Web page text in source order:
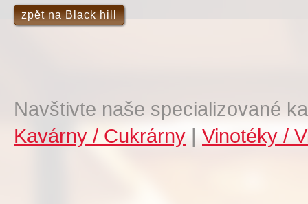
zpět na Black hill
Navštivte naše specializované
Kavárny / Cukrárny | Vinotéky /